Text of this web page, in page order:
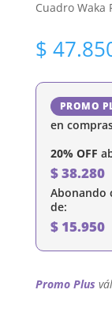
Cuadro Waka
$
PROMO
en
20% OFF
$38.280
Abonando
de:
$15.950
Promo Plus